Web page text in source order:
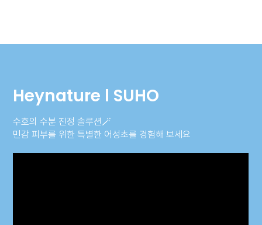
Heynature l SUHO
수호의 수분 진정 솔루션🪄
민감 피부를 위한 특별한 어성초를 경험해 보세요